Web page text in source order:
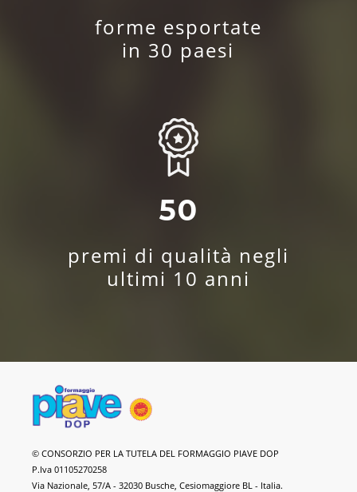
forme esportate
in 30 paesi
50
premi di qualità negli
ultimi 10 anni
Formaggio
Piave
DOP
© CONSORZIO PER LA TUTELA DEL FORMAGGIO PIAVE DOP
P.Iva 01105270258
Via Nazionale, 57/A - 32030 Busche, Cesiomaggiore BL - Italia.